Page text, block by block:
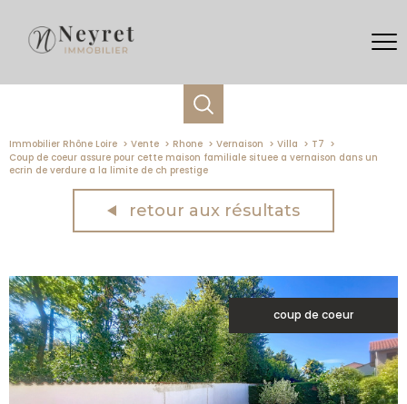
Immobilier Rhône Loire Vente Rhone Vernaison Villa
T7
Coup de coeur assure pour cette maison familiale situee a vernaison dans un
ecrin de verdure a la limite de ch prestige
retour aux résultats
coup de coeur